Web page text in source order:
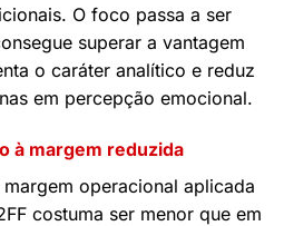
O foco passa a ser
superar a vantagem
o caráter analítico e reduz
em percepção emocional.
à margem reduzida
operacional aplicada
costuma ser menor que em